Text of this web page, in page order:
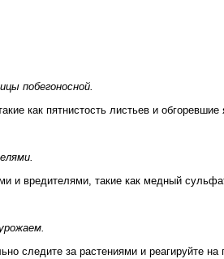
побегоносной.
как пятнистость листьев и обгоревшие
и вредителями, такие как медный
следите за растениями и реагируйте